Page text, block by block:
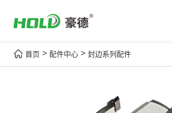
首页 >配件中心 >封边系列配件